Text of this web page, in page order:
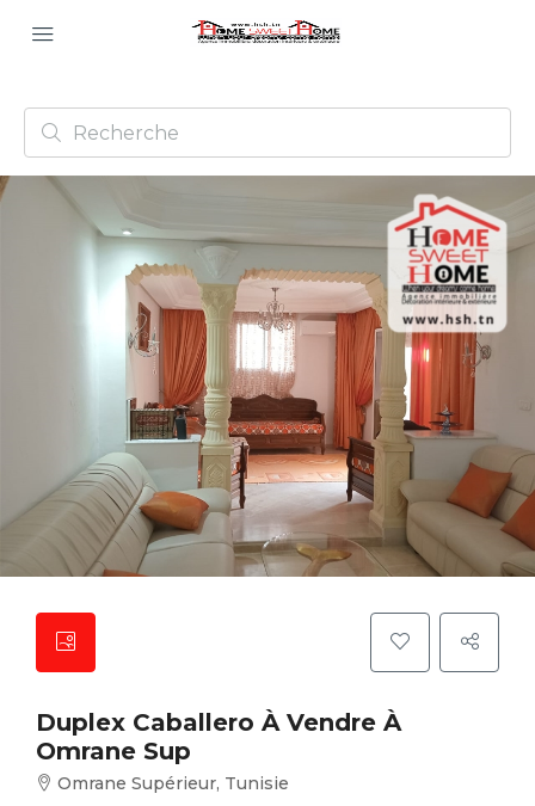
Duplex Caballero À Vendre À
Omrane Sup
Omrane Supérieur, Tunisie